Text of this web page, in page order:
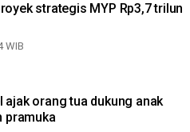
strategis MYP Rp3,7 trilun
WIB
ajak orang tua dukung anak
pramuka